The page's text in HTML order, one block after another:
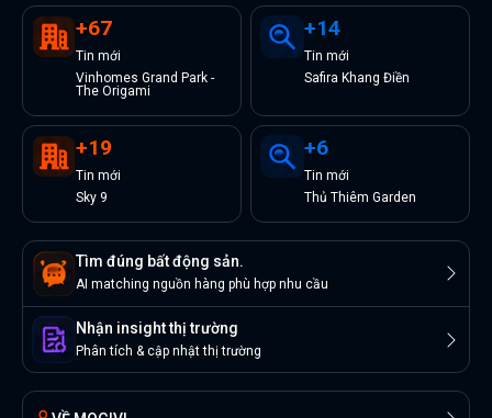
+67
Tin mới
Vinhomes Grand Park -
The Origami
+14
Tin mới
Safira Khang Điền
+19
Tin mới
Sky 9
+6
Tin mới
Thủ Thiêm Garden
Tìm đúng bất động sản.
AI matching nguồn hàng phù hợp nhu cầu
Nhận insight thị trường
Phân tích & cập nhật thị trường